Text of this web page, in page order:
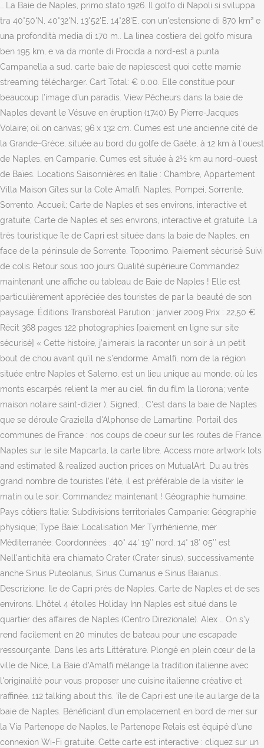
… La Baie de Naples, primo stato 1926. Il golfo di Napoli si sviluppa
tra 40°50'N, 40°32'N, 13°52'E, 14°28'E, con un'estensione di 870 km² e
una profondità media di 170 m.. La linea costiera del golfo misura
ben 195 km, e va da monte di Procida a nord-est a punta
Campanella a sud. carte baie de naplescest quoi cette mamie
streaming télécharger. Cart Total: € 0.00. Elle constitue pour
beaucoup l’image d’un paradis. View Pêcheurs dans la baie de
Naples devant le Vésuve en éruption (1740) By Pierre-Jacques
Volaire; oil on canvas; 96 x 132 cm. Cumes est une ancienne cité de
la Grande-Grèce, située au bord du golfe de Gaète, à 12 km à l'ouest
de Naples, en Campanie. Cumes est située à 2½ km au nord-ouest
de Baïes. Locations Saisonnières en Italie : Chambre, Appartement
Villa Maison Gîtes sur la Cote Amalfi, Naples, Pompei, Sorrente,
Sorrento. Accueil; Carte de Naples et ses environs, interactive et
gratuite; Carte de Naples et ses environs, interactive et gratuite. La
très touristique île de Capri est située dans la baie de Naples, en
face de la péninsule de Sorrente. Toponimo. Paiement sécurisé Suivi
de colis Retour sous 100 jours Qualité supérieure Commandez
maintenant une affiche ou tableau de Baie de Naples ! Elle est
particulièrement appréciée des touristes de par la beauté de son
paysage. Éditions Transboréal Parution : janvier 2009 Prix : 22,50 €
Récit 368 pages 122 photographies [paiement en ligne sur site
sécurisé] « Cette histoire, j’aimerais la raconter un soir à un petit
bout de chou avant qu’il ne s’endorme. Amalfi, nom de la région
située entre Naples et Salerno, est un lieu unique au monde, où les
monts escarpés relient la mer au ciel. fin du film la llorona; vente
maison notaire saint-dizier ); Signed; . C'est dans la baie de Naples
que se déroule Graziella d'Alphonse de Lamartine. Portail des
communes de France : nos coups de coeur sur les routes de France.
Naples sur le site Mapcarta, la carte libre. Access more artwork lots
and estimated & realized auction prices on MutualArt. Du au très
grand nombre de touristes l’été, il est préférable de la visiter le
matin ou le soir. Commandez maintenant ! Géographie humaine;
Pays côtiers Italie: Subdivisions territoriales Campanie: Géographie
physique; Type Baie: Localisation Mer Tyrrhénienne, mer
Méditerranée: Coordonnées : 40° 44′ 19″ nord, 14° 18′ 05″ est
Nell'antichità era chiamato Crater (Crater sinus), successivamente
anche Sinus Puteolanus, Sinus Cumanus e Sinus Baianus..
Descrizione. Ile de Capri près de Naples. Carte de Naples et de ses
environs. L’hôtel 4 étoiles Holiday Inn Naples est situé dans le
quartier des affaires de Naples (Centro Direzionale). Alex … On s’y
rend facilement en 20 minutes de bateau pour une escapade
ressourçante. Dans les arts Littérature. Plongé en plein cœur de la
ville de Nice, La Baie d'Amalfi mélange la tradition italienne avec
l'originalité pour vous proposer une cuisine italienne créative et
raffinée. 112 talking about this. ’île de Capri est une ile au large de la
baie de Naples. Bénéficiant d'un emplacement en bord de mer sur
la Via Partenope de Naples, le Partenope Relais est équipé d'une
connexion Wi-Fi gratuite. Cette carte est interactive : cliquez sur un